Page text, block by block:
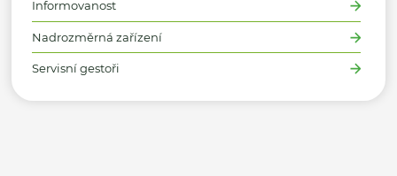
Informovanost
Nadrozměrná zařízení
Servisní gestoři